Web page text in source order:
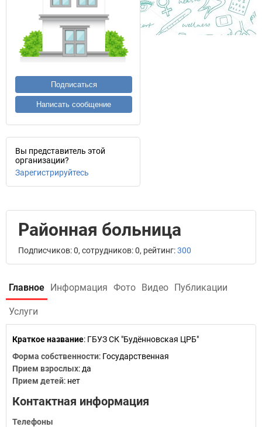
Подписаться
Написать сообщение
Вы представитель этой
организации?
Зарегистрируйтесь
Районная больница
Подписчиков: 0, сотрудников: 0, рейтинг:300
Главное Информация Фото Видео Публикации
Услуги
Краткое название: ГБУЗ СК "Будённовская ЦРБ"
Форма собственности: Государственная
Прием взрослых: да
Прием детей: нет
Контактная информация
Телефоны